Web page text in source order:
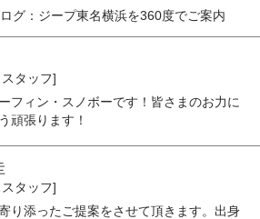
グ：ジープ東名横浜を360度でご案内
タッフ]
フィン・スノボーです！皆さまのお力に
頑張ります！
タッフ]
り添ったご提案をさせて頂きます。出身